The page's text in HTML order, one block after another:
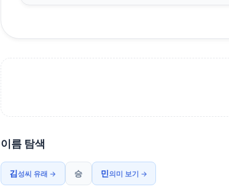
이름 탐색
김성씨 유래 → 승 민의미 보기 →